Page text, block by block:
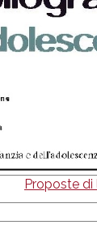
Proposte di